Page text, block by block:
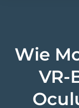
Projekte
Über uns
Wie
VR-